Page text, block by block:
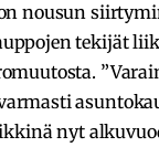
nousun
tekijät
nyt